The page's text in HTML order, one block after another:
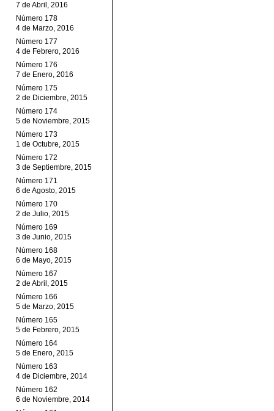
7 de Abril, 2016
Número 178
4 de Marzo, 2016
Número 177
4 de Febrero, 2016
Número 176
7 de Enero, 2016
Número 175
2 de Diciembre, 2015
Número 174
5 de Noviembre, 2015
Número 173
1 de Octubre, 2015
Número 172
3 de Septiembre, 2015
Número 171
6 de Agosto, 2015
Número 170
2 de Julio, 2015
Número 169
3 de Junio, 2015
Número 168
6 de Mayo, 2015
Número 167
2 de Abril, 2015
Número 166
5 de Marzo, 2015
Número 165
5 de Febrero, 2015
Número 164
5 de Enero, 2015
Número 163
4 de Diciembre, 2014
Número 162
6 de Noviembre, 2014